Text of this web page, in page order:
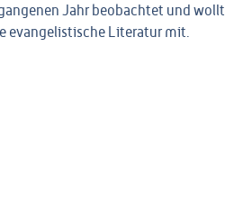
Jahr beobachtet und
evangelistische Literatur mit.